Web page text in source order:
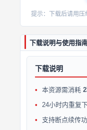
提示：下载后请用
下载说明与使用指
下载说明
本资源需消耗
24小时内重复
支持断点续传